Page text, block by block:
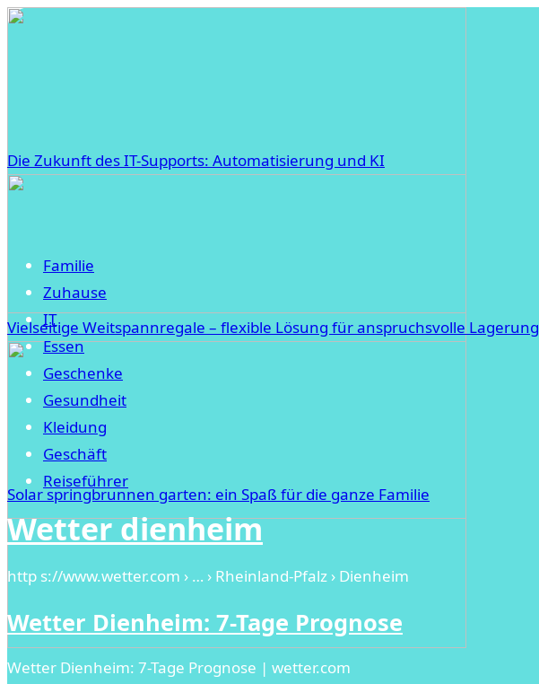
Die Zukunft des IT-Supports: Automatisierung und KI
Vielseitige Weitspannregale – flexible Lösung für anspruchsvolle Lagerung
Solar springbrunnen garten: ein Spaß für die ganze Familie
Familie
Zuhause
IT
Essen
Geschenke
Gesundheit
Kleidung
Geschäft
Reiseführer
Wetter dienheim
http s://www.wetter.com › … › Rheinland-Pfalz › Dienheim
Wetter Dienheim: 7-Tage Prognose
Wetter Dienheim: 7-Tage Prognose | wetter.com